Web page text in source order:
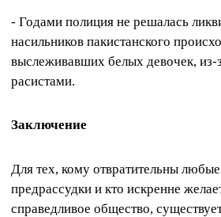
- Годами полиция не решалась
насильников пакистанского
выслеживавших белых девочек, из-
расистами.
Заключение
Для тех, кому отвратительны
предрассудки и кто искренне
справедливое общество,